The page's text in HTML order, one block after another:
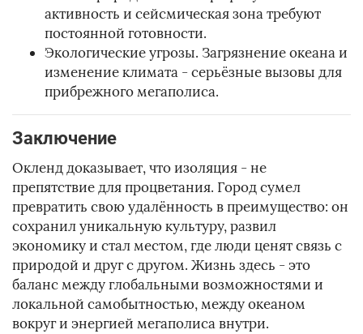
активность и сейсмическая зона требуют
постоянной готовности.
Экологические угрозы. Загрязнение океана и
изменение климата - серьёзные вызовы для
прибрежного мегаполиса.
Заключение
Окленд доказывает, что изоляция - не
препятствие для процветания. Город сумел
превратить свою удалённость в преимущество: он
сохранил уникальную культуру, развил
экономику и стал местом, где люди ценят связь с
природой и друг с другом. Жизнь здесь - это
баланс между глобальными возможностями и
локальной самобытностью, между океаном
вокруг и энергией мегаполиса внутри.